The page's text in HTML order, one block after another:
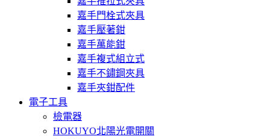
嘉手門栓式夾具
嘉手壓著鉗
嘉手萬能鉗
嘉手複式組立式
嘉手不鏽鋼夾具
嘉手夾鉗配件
電子工具
檢電器
HOKUYO北陽光電開關